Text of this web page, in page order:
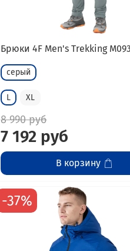
Брюки 4F Men's Trekking M093
серый
L XL
8 990 руб
7 192 руб
В корзину
-37%